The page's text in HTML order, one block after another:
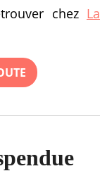
chez La